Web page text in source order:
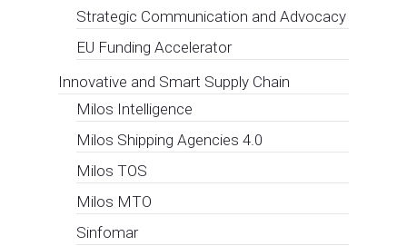
Strategic Communication and Advocacy
EU Funding Accelerator
Innovative and Smart Supply Chain
Milos Intelligence
Milos Shipping Agencies 4.0
Milos TOS
Milos MTO
Sinfomar